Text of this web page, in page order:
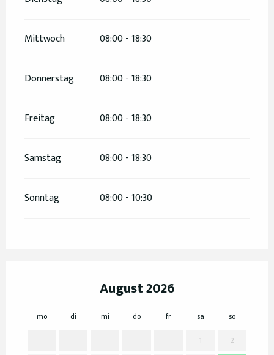
Mittwoch 08:00 - 18:30
Donnerstag 08:00 - 18:30
Freitag 08:00 - 18:30
Samstag 08:00 - 18:30
Sonntag 08:00 - 10:30
August 2026
mo di mi do fr sa
so
1
2